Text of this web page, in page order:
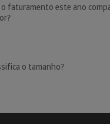
o faturamento este ano
o tamanho?